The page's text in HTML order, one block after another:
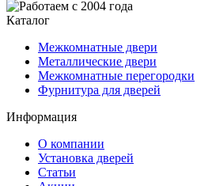
Каталог
Межкомнатные двери
Металлические двери
Межкомнатные перегородки
Фурнитура для дверей
Информация
О компании
Установка дверей
Статьи